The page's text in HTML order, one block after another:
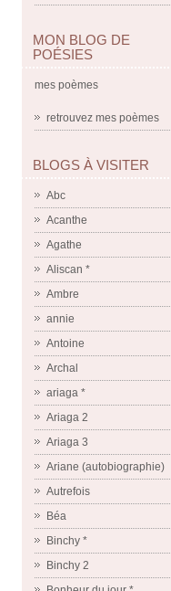
MON BLOG DE
POÉSIES
mes poèmes
retrouvez mes poèmes
BLOGS À VISITER
Abc
Acanthe
Agathe
Aliscan *
Ambre
annie
Antoine
Archal
ariaga *
Ariaga 2
Ariaga 3
Ariane (autobiographie)
Autrefois
Béa
Binchy *
Binchy 2